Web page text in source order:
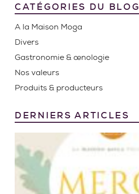
CATÉGORIES DU BLOG
A la Maison Moga
Divers
Gastronomie & œnologie
Nos valeurs
Produits & producteurs
DERNIERS ARTICLES